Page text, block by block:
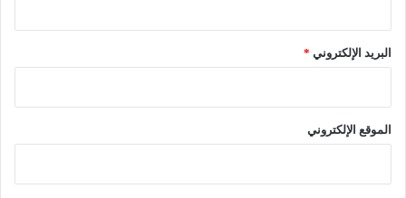
ا
ع
ا
ت
البريد الإلكتروني *
الموقع الإلكتروني